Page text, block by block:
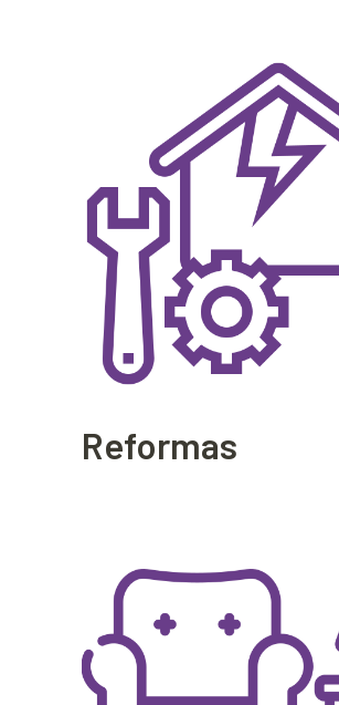
Reformas